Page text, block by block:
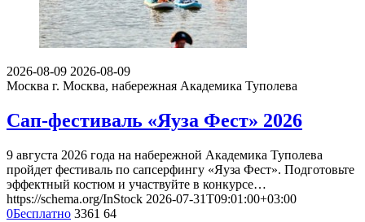
2026-08-09 2026-08-09
Москва г. Москва, набережная Академика Туполева
Сап-фестиваль «Яуза Фест» 2026
9 августа 2026 года на набережной Академика Туполева
пройдет фестиваль по сапсерфингу «Яуза Фест». Подготовьте
эффектный костюм и участвуйте в конкурсе…
https://schema.org/InStock 2026-07-31T09:01:00+03:00
0Бесплатно 3361 64